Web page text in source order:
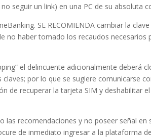
seguir un link) en una PC de su absoluta
SE RECOMIENDA
no haber tomado los recaudos
el delincuente adicionalmente deberá
claves; por lo que se sugiere comunicarse
de recuperar la tarjeta SIM y deshabilitar
las recomendaciones y no poseer señal en
de inmediato ingresar a la plataforma